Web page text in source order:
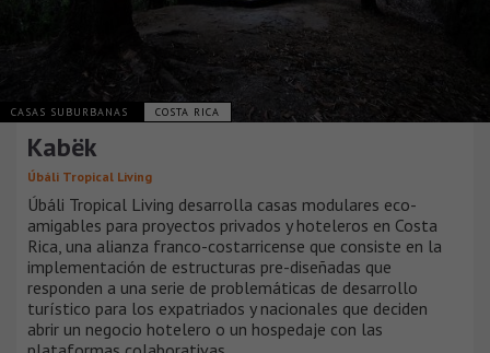
CASAS SUBURBANAS COSTA RICA
Kabëk
Úbáli Tropical Living
Úbáli Tropical Living desarrolla casas modulares eco-
amigables para proyectos privados y hoteleros en Costa
Rica, una alianza franco-costarricense que consiste en la
implementación de estructuras pre-diseñadas que
responden a una serie de problemáticas de desarrollo
turístico para los expatriados y nacionales que deciden
abrir un negocio hotelero o un hospedaje con las